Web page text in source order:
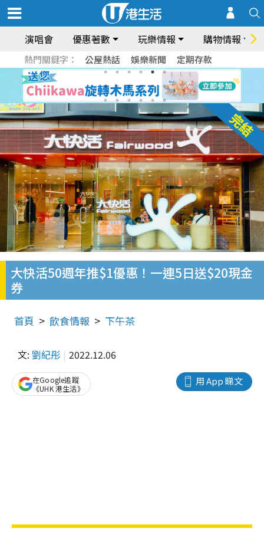
演唱會 優惠著數 玩樂情報 購物情報
熱門關鍵字： 公屋熱話 娛樂新聞 定期存款
大快活50週年推$1優惠！一連5日送$20現金
券
首頁 飲食情報 下午茶
文: 劉紀彤 2022.12.06
用 App 睇文
在Google追蹤
《UHK 港生活》